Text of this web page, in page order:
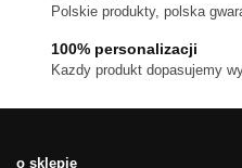
Polskie produkty, polska
100% personalizacji
Kazdy produkt dopasujemy
o sklepie